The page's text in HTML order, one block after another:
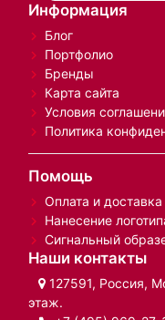
Информация
Блог
Портфолио
Бренды
Карта сайта
Условия
Политика
Помощь
Оплата и доставка
Нанесение
Сигнальный
Наши контакты
127591, Россия,
этаж.